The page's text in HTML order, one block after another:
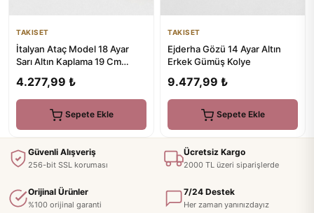
TAKISET
İtalyan Ataç Model 18 Ayar
Sarı Altın Kaplama 19 Cm
4.277,99 ₺
Sepete Ekle
TAKISET
Ejderha Gözü 14 Ayar Altın
Erkek Gümüş Kolye
9.477,99 ₺
Sepete Ekle
Güvenli Alışveriş
256-bit SSL koruması
Ücretsiz Kargo
2000 TL üzeri siparişlerde
Orijinal Ürünler
%100 orijinal garanti
7/24 Destek
Her zaman yanınızdayız